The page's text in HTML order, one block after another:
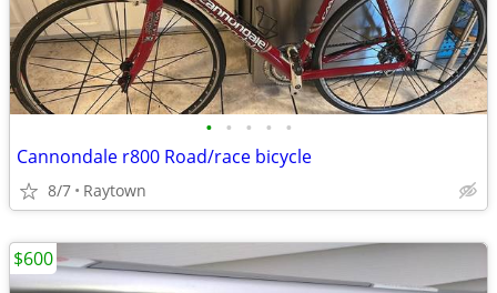
• • • • •
Cannondale r800 Road/race bicycle
8/7 Raytown
$600